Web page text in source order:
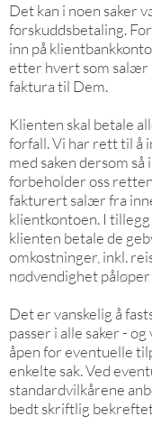
Det kan i noen saker
forskuddsbetaling.
inn på
etter hvert som salær
faktura til Dem.
Klienten skal betale
forfall. Vi har rett til å
med saken dersom så
forbeholder oss
fakturert salær fra
klientkontoen. I
klienten betale de
omkostninger, inkl.
nødvendighet påløper
Det er vanskelig å
passer i alle saker -
åpen for eventuelle
enkelte sak. Ved
standardvilkårene
bedt skriftlig